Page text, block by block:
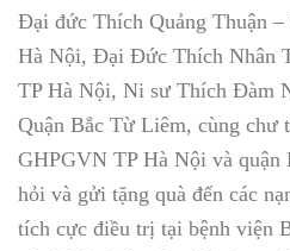
Đại đức Thích Quảng Thuận
Hà Nội, Đại Đức Thích Nhân
TP Hà Nội, Ni sư Thích Đàm
Quận Bắc Từ Liêm, cùng chư
GHPGVN TP Hà Nội và quận
hỏi và gửi tặng quà đến các
tích cực điều trị tại bệnh viện